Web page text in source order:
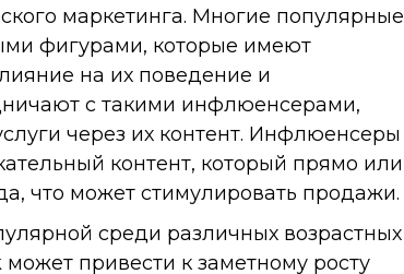
маркетинга. Многие популярные
фигурами, которые имеют
на их поведение и
с такими инфлюенсерами,
через их контент. Инфлюенсеры
контент, который прямо или
что может стимулировать продажи.
среди различных возрастных
привести к заметному росту